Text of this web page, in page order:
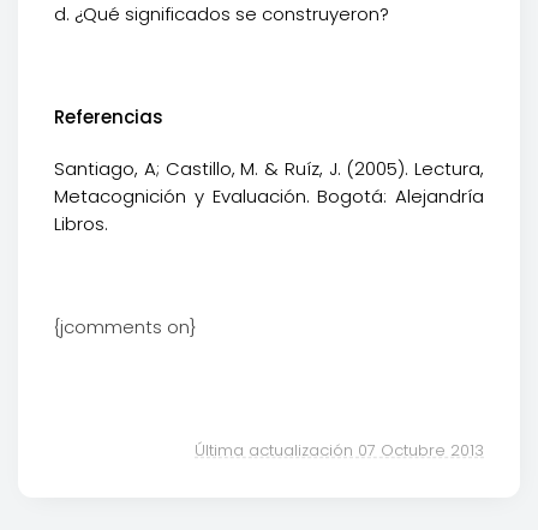
d. ¿Qué significados se construyeron?
Referencias
Santiago, A; Castillo, M. & Ruíz, J. (2005). Lectura,
Metacognición y Evaluación. Bogotá: Alejandría
Libros.
{jcomments on}
Última actualización 07 Octubre 2013